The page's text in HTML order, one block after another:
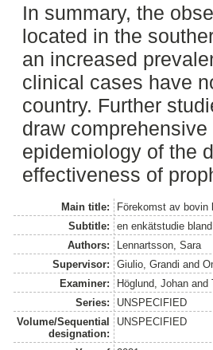
In summary, the
located in the
an increased
clinical cases have
country. Further
draw
epidemiology of the
effectiveness of
Main title:
Förekomst av bovin
Subtitle:
en enkätstudie
Authors:
Lennartsson, Sara
Supervisor:
Giulio, Grandi and
Examiner:
Höglund, Johan and
Series:
UNSPECIFIED
Volume/Sequential
designation:
UNSPECIFIED